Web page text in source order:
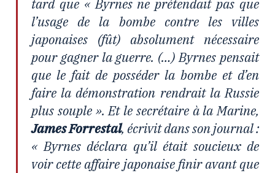
tard que « Byrnes ne prétendait pas que
l’usage de la bombe contre les villes
japonaises (fût) absolument nécessaire
pour gagner la guerre. (…) Byrnes pensait
que le fait de posséder la bombe et d’en
faire la démonstration rendrait la Russie
plus souple ». Et le secrétaire à la Marine,
James Forrestal, écrivit dans son journal :
« Byrnes déclara qu’il était soucieux de
voir cette affaire japonaise finir avant que